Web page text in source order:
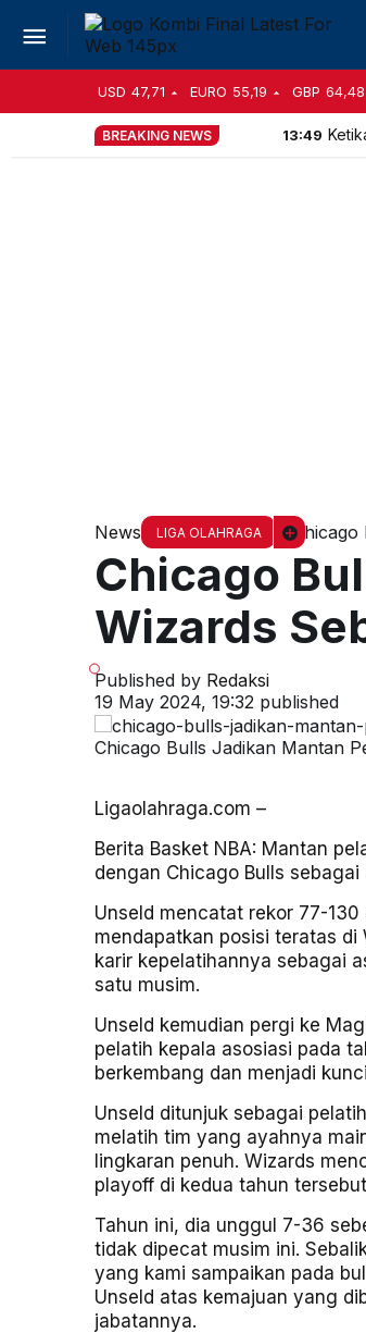
USD 47,71 EURO 55,19 GBP 64,48
BREAKING NEWS 13:49
News LIGA OLAHRAGA Chicago
Chicago
Wizards
Published by Redaksi
19 May 2024, 19:32 published
Chicago Bulls Jadikan Mantan
Ligaolahraga.com –
Berita Basket NBA: Mantan
dengan Chicago Bulls
Unseld mencatat rekor 77-
mendapatkan posisi teratas di
karir kepelatihannya sebagai
satu musim.
Unseld kemudian pergi ke
pelatih kepala asosiasi pada
berkembang dan menjadi
Unseld ditunjuk sebagai
melatih tim yang ayahnya
lingkaran penuh. Wizards
playoff di kedua tahun
Tahun ini, dia unggul 7-36
tidak dipecat musim ini.
yang kami sampaikan pada
Unseld atas kemajuan yang
jabatannya.